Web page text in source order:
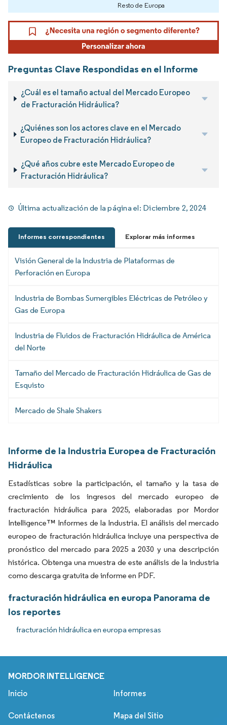
Resto de Europa
Preguntas Clave Respondidas en el Informe
¿Cuál es el tamaño actual del Mercado Europeo
de Fracturación Hidráulica?
¿Quiénes son los actores clave en el Mercado
Europeo de Fracturación Hidráulica?
¿Qué años cubre este Mercado Europeo de
Fracturación Hidráulica?
Última actualización de la página el: Diciembre 2, 2024
Informes correspondientes Explorar más informes
Visión General de la Industria de Plataformas de
Perforación en Europa
Industria de Bombas Sumergibles Eléctricas de Petróleo y
Gas de Europa
Industria de Fluidos de Fracturación Hidráulica de América
del Norte
Tamaño del Mercado de Fracturación Hidráulica de Gas de
Esquisto
Mercado de Shale Shakers
Informe de la Industria Europea de Fracturación
Hidráulica
Estadísticas sobre la participación, el tamaño y la tasa de
crecimiento de los ingresos del mercado europeo de
fracturación hidráulica para 2025, elaboradas por Mordor
Intelligence™ Informes de la Industria. El análisis del mercado
europeo de fracturación hidráulica incluye una perspectiva de
pronóstico del mercado para 2025 a 2030 y una descripción
histórica. Obtenga una muestra de este análisis de la industria
como descarga gratuita de informe en PDF.
fracturación hidráulica en europa Panorama de
los reportes
fracturación hidráulica en europa empresas
MORDOR INTELLIGENCE
Inicio Informes
Contáctenos Mapa del Sitio